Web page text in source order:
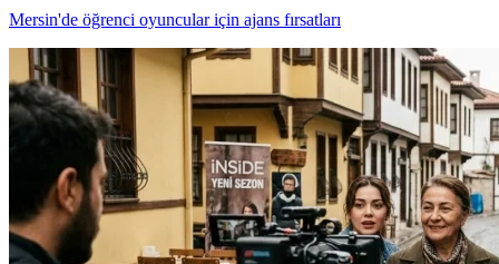
Mersin'de öğrenci oyuncular için ajans fırsatları